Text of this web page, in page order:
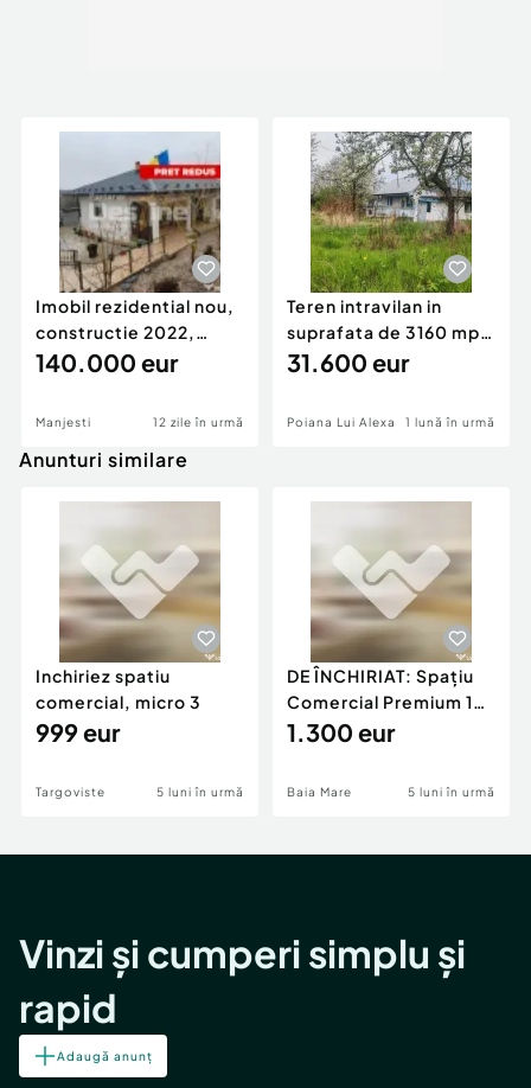
Imobil rezidential nou,
constructie 2022,
Manjesti, Vaslui
140.000 eur
Manjesti 12 zile în urmă
Teren intravilan in
suprafata de 3160 mp,
Puscasi, Poiana lu
31.600 eur
Poiana Lui Alexa 1 lună în urmă
Anunturi similare
Inchiriez spatiu
comercial, micro 3
999 eur
Targoviste 5 luni în urmă
DE ÎNCHIRIAT: Spațiu
Comercial Premium 146
mp – Vizibili
1.300 eur
Baia Mare 5 luni în urmă
Vinzi și cumperi simplu și
rapid
Adaugă anunț